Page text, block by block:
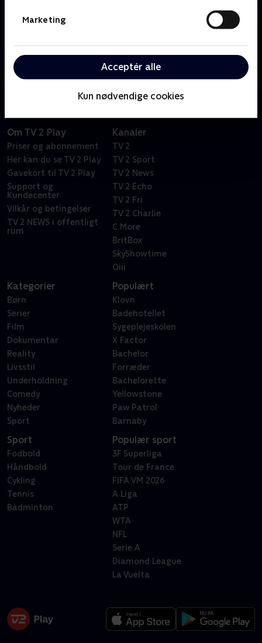
Marketing
Acceptér alle
Kun nødvendige cookies
Om FC Zulu
ZULUs legendariske fodboldhold vender tilbage, når
Strudal, skal slutte fred med læderet og lære at
mestre det ædle spil med den lille runde. .
Om TV 2 Play
Priser og abonnement
Her kan du se TV 2 Play
Gavekort til TV 2 Play
Support og
Kundecenter
Vilkår og betingelser
TV 2 NEWS i offentligt
rum
Kanaler
TV 2
TV 2 Sport
TV 2 News
TV 2 Echo
TV 2 Fri
TV 2 Charlie
C More
BritBox
SkyShowtime
Oiii
Kategorier
Børn
Serier
Film
Dokumentar
Reality
Livsstil
Underholdning
Comedy
Nyheder
Sport
Populært
Klovn
Badehotellet
Sygeplejeskolen
X Factor
Bachelor
Forræder
Bachelorette
Yellowstone
Paw Patrol
Barnaby
Sport
Fodbold
Håndbold
Cykling
Tennis
Badminton
Populær sport
3F Superliga
Tour de France
FIFA VM 2026
A Liga
ATP
WTA
NFL
Serie A
Diamond League
La Vuelta